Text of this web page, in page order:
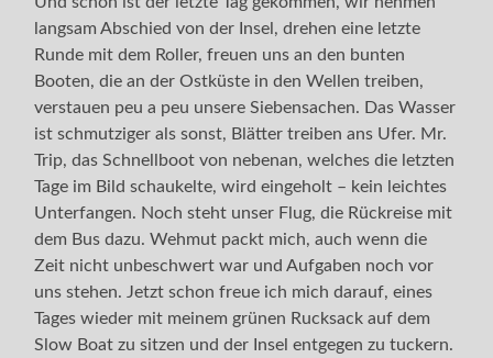
langsam Abschied von der Insel, drehen eine letzte
Runde mit dem Roller, freuen uns an den bunten
Booten, die an der Ostküste in den Wellen treiben,
verstauen peu a peu unsere Siebensachen. Das Wasser
ist schmutziger als sonst, Blätter treiben ans Ufer. Mr.
Trip, das Schnellboot von nebenan, welches die letzten
Tage im Bild schaukelte, wird eingeholt – kein leichtes
Unterfangen. Noch steht unser Flug, die Rückreise mit
dem Bus dazu. Wehmut packt mich, auch wenn die
Zeit nicht unbeschwert war und Aufgaben noch vor
uns stehen. Jetzt schon freue ich mich darauf, eines
Tages wieder mit meinem grünen Rucksack auf dem
Slow Boat zu sitzen und der Insel entgegen zu tuckern.